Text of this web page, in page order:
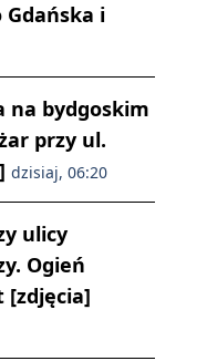
Gdańska i
na bydgoskim
przy ul.
dzisiaj, 06:20
ulicy
Ogień
[zdjęcia]